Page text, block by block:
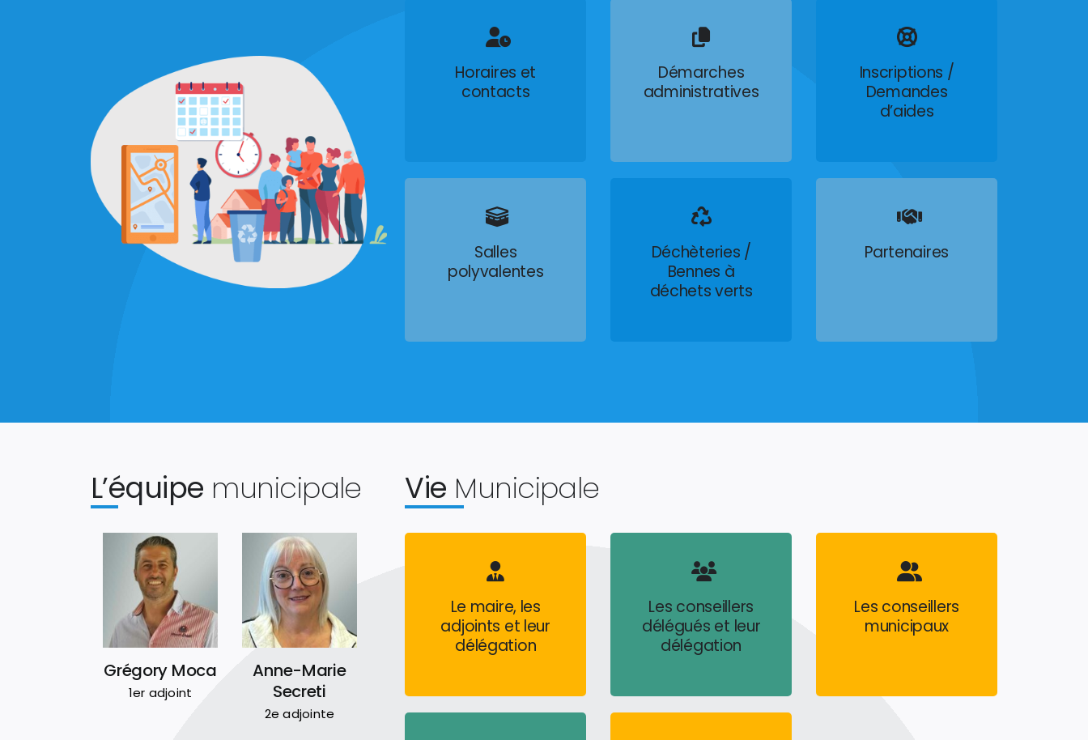
Horaires et
contacts
Démarches
administratives
Inscriptions /
Demandes
d’aides
Salles
polyvalentes
Déchèteries /
Bennes à
déchets verts
Partenaires
L’équipe municipale
Grégory Moca
1er adjoint
Anne-Marie
Secreti
2e adjointe
Khacheï
3e adjoint
Bohler
4e adjointe
Marco
5e adjoint
Demmer
Vie Municipale
Le maire, les
adjoints et leur
délégation
Les conseillers
délégués et leur
délégation
Les conseillers
municipaux